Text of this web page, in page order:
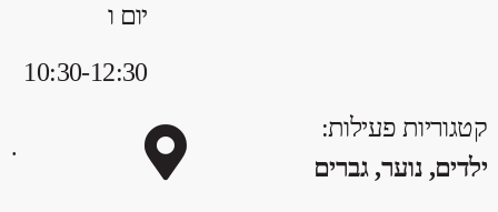
יום ו
10:30-12:30
קטגוריות פעילות:
ילדים, נוער, גברים
.